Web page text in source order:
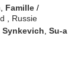
, Famille /
, Russie
Synkevich,Su-a